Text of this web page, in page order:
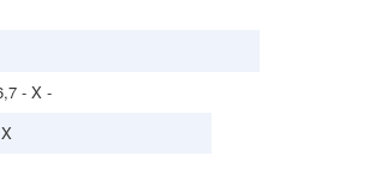
- X -